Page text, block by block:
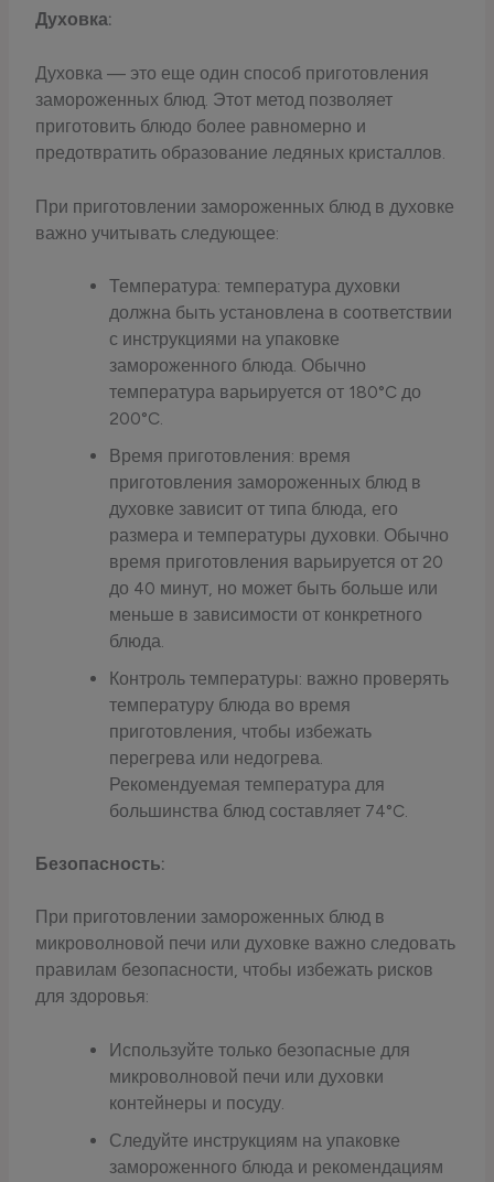
Духовка:
Духовка — это еще один способ приготовления
замороженных блюд. Этот метод позволяет
приготовить блюдо более равномерно и
предотвратить образование ледяных кристаллов.
При приготовлении замороженных блюд в духовке
важно учитывать следующее:
Температура: температура духовки
должна быть установлена в соответствии
с инструкциями на упаковке
замороженного блюда. Обычно
температура варьируется от 180°C до
200°C.
Время приготовления: время
приготовления замороженных блюд в
духовке зависит от типа блюда, его
размера и температуры духовки. Обычно
время приготовления варьируется от 20
до 40 минут, но может быть больше или
меньше в зависимости от конкретного
блюда.
Контроль температуры: важно проверять
температуру блюда во время
приготовления, чтобы избежать
перегрева или недогрева.
Рекомендуемая температура для
большинства блюд составляет 74°C.
Безопасность:
При приготовлении замороженных блюд в
микроволновой печи или духовке важно следовать
правилам безопасности, чтобы избежать рисков
для здоровья:
Используйте только безопасные для
микроволновой печи или духовки
контейнеры и посуду.
Следуйте инструкциям на упаковке
замороженного блюда и рекомендациям